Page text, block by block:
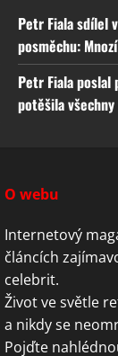
Petr Fiala sdílel
posměchu:
Petr Fiala poslal
potěšila
O webu
Internetový
článcích
celebrit.
Život ve světle
a nikdy se
Pojďte